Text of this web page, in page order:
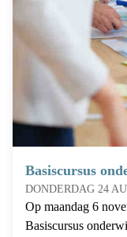
Basiscursus
DONDERDAG 24
Op maandag 6
Basiscursus